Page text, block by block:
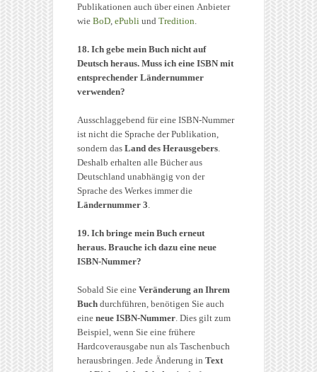
Publikationen auch über einen Anbieter
wie BoD ePubli und Tredition
18. Ich gebe mein Buch nicht auf
Deutsch heraus. Muss ich eine ISBN mit
entsprechender Ländernummer
verwenden?
Ausschlaggebend für eine ISBN-Nummer
ist nicht die Sprache der Publikation,
sondern das Land des Herausgebers
Deshalb erhalten alle Bücher aus
Deutschland unabhängig von der
Sprache des Werkes immer die
Ländernummer 3
19. Ich bringe mein Buch erneut
heraus. Brauche ich dazu eine neue
ISBN-Nummer?
Sobald Sie eine Veränderung an Ihrem
Buch durchführen, benötigen Sie auch
eine neue ISBN-Nummer . Dies gilt zum
Beispiel, wenn Sie eine frühere
Hardcoverausgabe nun als Taschenbuch
herausbringen. Jede Änderung in Text